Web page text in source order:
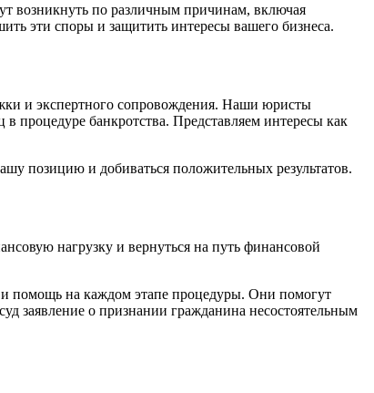
возникнуть по различным причинам, включая
эти споры и защитить интересы вашего бизнеса.
и экспертного сопровождения. Наши юристы
процедуре банкротства. Представляем интересы как
позицию и добиваться положительных результатов.
нагрузку и вернуться на путь финансовой
помощь на каждом этапе процедуры. Они помогут
заявление о признании гражданина несостоятельным